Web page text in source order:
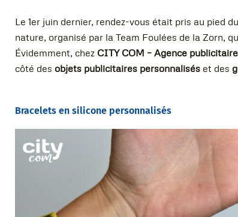
Le 1er juin dernier, rendez-vous était pris au pied
nature, organisé par la Team Foulées de la Zorn,
Évidemment, chez CITY COM – Agence
côté des objets publicitaires personnalisés et des
Bracelets en silicone personnalisés